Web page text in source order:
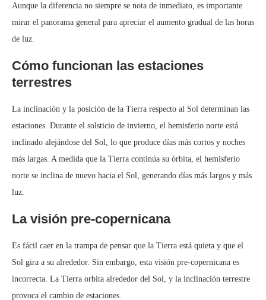
Aunque la diferencia no siempre se nota de inmediato, es importante
mirar el panorama general para apreciar el aumento gradual de las horas
de luz.
Cómo funcionan las estaciones
terrestres
La inclinación y la posición de la Tierra respecto al Sol determinan las
estaciones. Durante el solsticio de invierno, el hemisferio norte está
inclinado alejándose del Sol, lo que produce días más cortos y noches
más largas. A medida que la Tierra continúa su órbita, el hemisferio
norte se inclina de nuevo hacia el Sol, generando días más largos y más
luz.
La visión pre-copernicana
Es fácil caer en la trampa de pensar que la Tierra está quieta y que el
Sol gira a su alrededor. Sin embargo, esta visión pre-copernicana es
incorrecta. La Tierra orbita alrededor del Sol, y la inclinación terrestre
provoca el cambio de estaciones.